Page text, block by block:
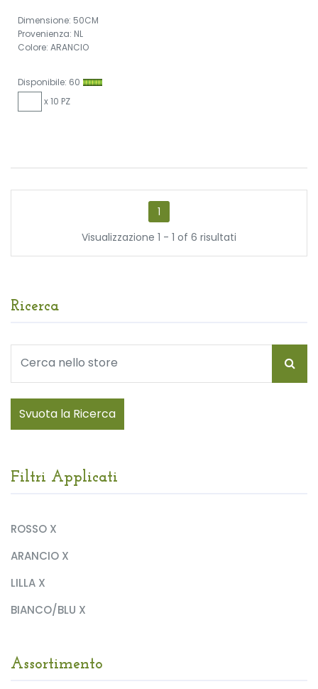
Dimensione: 50CM
Provenienza: NL
Colore: ARANCIO
Disponibile: 60
x 10 PZ
1
Visualizzazione 1 - 1 of 6 risultati
Ricerca
Svuota la Ricerca
Filtri Applicati
ROSSO X
ARANCIO X
LILLA X
BIANCO/BLU X
Assortimento